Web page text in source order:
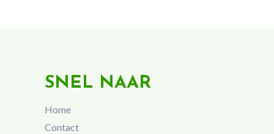
SNEL NAAR
Home
Contact